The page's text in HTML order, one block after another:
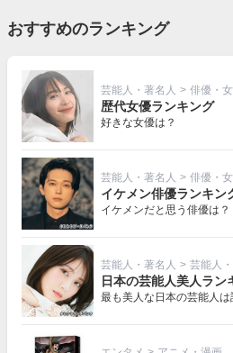
おすすめのランキング
芸能人・著名人 > 俳優・
歴代女優ランキング
好きな女優は？
芸能人・著名人 > 俳優・
イケメン俳優ランキン
イケメンだと思う俳優は？
芸能人・著名人 > 芸能人
日本の芸能人美人ラン
最も美人な日本の芸能人は